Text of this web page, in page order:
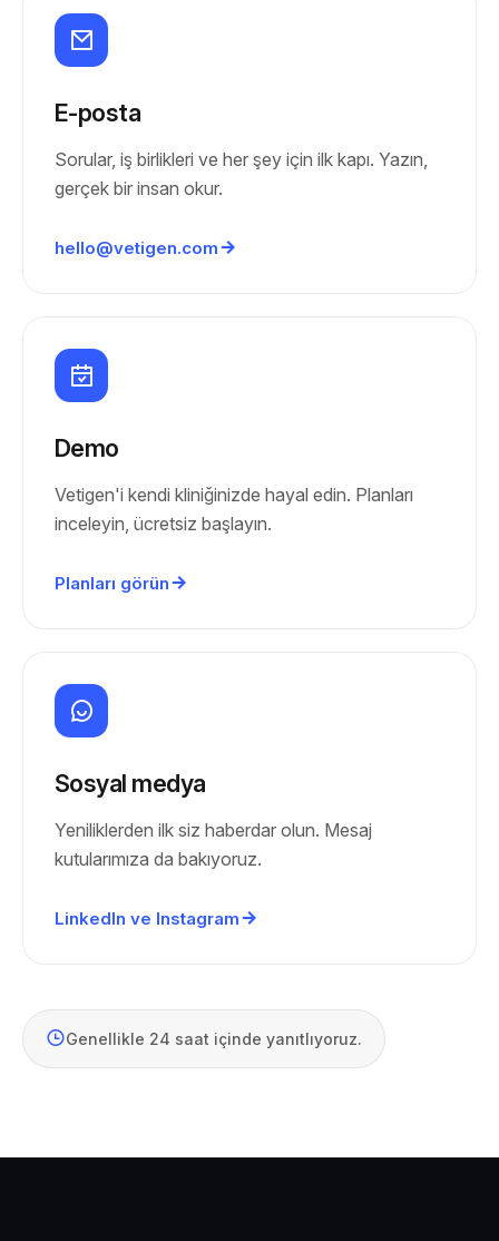
E-posta
Sorular, iş birlikleri ve her şey için ilk kapı. Yazın,
gerçek bir insan okur.
hello@vetigen.com
Demo
Vetigen'i kendi kliniğinizde hayal edin. Planları
inceleyin, ücretsiz başlayın.
Planları görün
Sosyal medya
Yeniliklerden ilk siz haberdar olun. Mesaj
kutularımıza da bakıyoruz.
LinkedIn ve Instagram
Genellikle 24 saat içinde yanıtlıyoruz.